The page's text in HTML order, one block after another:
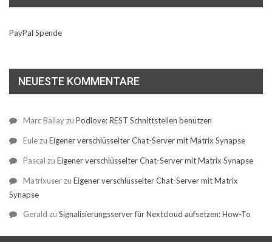
PayPal Spende
NEUESTE KOMMENTARE
Marc Ballayzu Podlove: REST Schnittstellen benutzen
Eulezu Eigener verschlüsselter Chat-Server mit Matrix Synapse
Pascal zu Eigener verschlüsselter Chat-Server mit Matrix Synapse
Matrixuserzu Eigener verschlüsselter Chat-Server mit Matrix
Synapse
Gerald zu Signalisierungsserver für Nextcloud aufsetzen: How-To